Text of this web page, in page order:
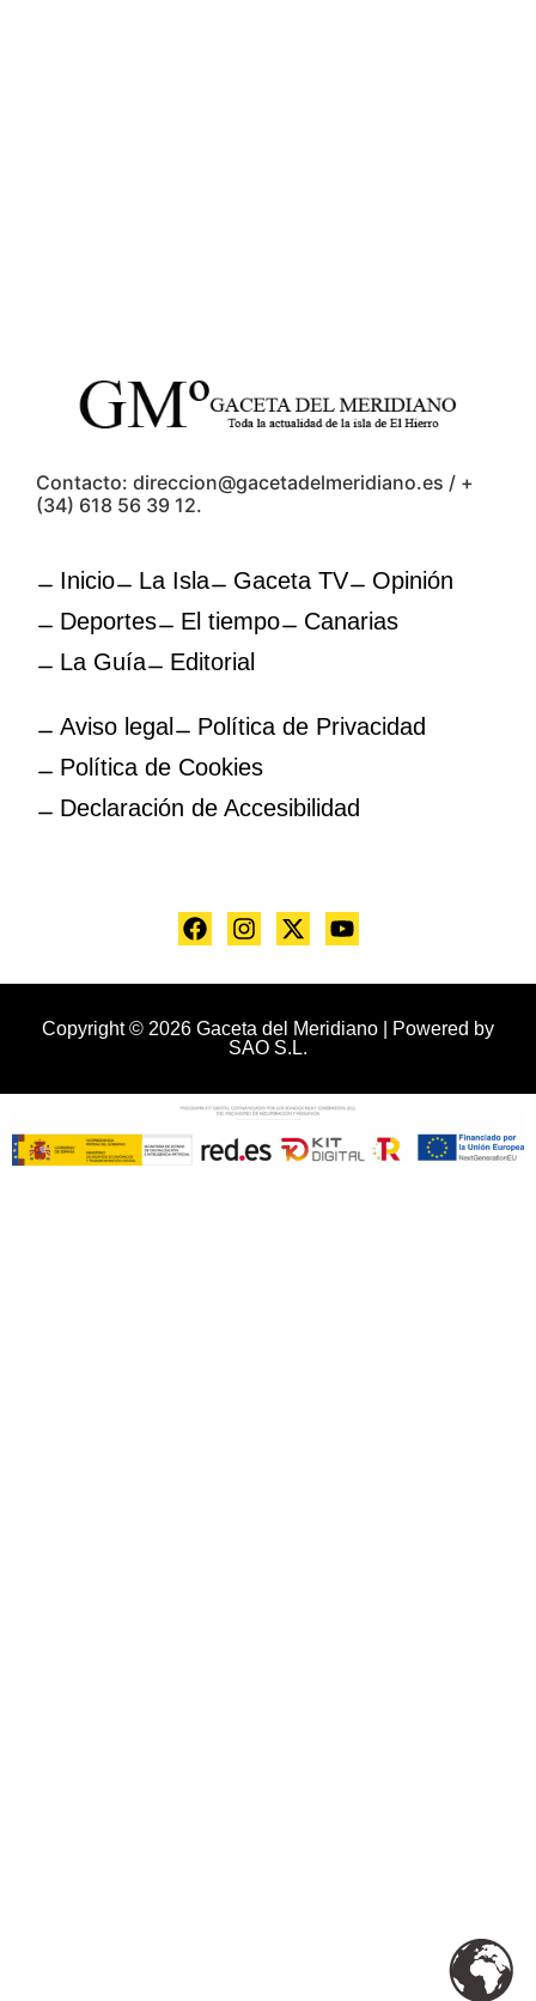
Contacto: direccion@gacetadelmeridiano.es / +
(34) 618 56 39 12.
Inicio La Isla Gaceta TV
Opinión
Deportes
El tiempo
Canarias
La Guía
Editorial
Aviso legal
Política de Privacidad
Política de Cookies
Declaración de Accesibilidad
Copyright © 2026 Gaceta del Meridiano | Powered by
SAO S.L.